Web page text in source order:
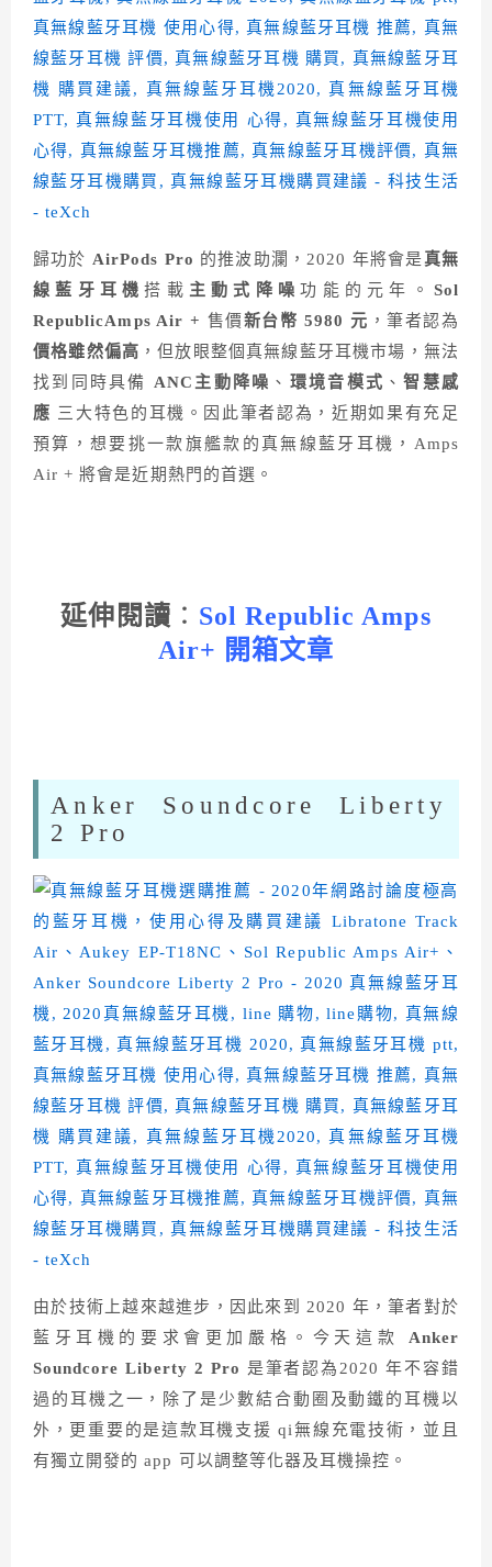
歸功於 AirPods Pro 的推波助瀾，2020 年將會是真無
線藍牙耳機搭載 主動式降噪功能的元年。 Sol
RepublicAmps Air + 售價新台幣 5980 元 ，筆者認為
價格雖然偏高 ，但放眼整個真無線藍牙耳機市場，無法
找到同時具備 ANC主動降噪 、 環境音模式 、智慧感
應 三大特色的耳機。因此筆者認為，近期如果有充足
預算，想要挑一款旗艦款的真無線藍牙耳機，Amps
Air + 將會是近期熱門的首選。
延伸閱讀 ： Sol Republic Amps
Air+ 開箱文章
Anker Soundcore Liberty
2 Pro
由於技術上越來越進步，因此來到 2020 年，筆者對於
藍牙耳機的要求會更加嚴格。今天這款
Anker
Soundcore Liberty 2 Pro 是筆者認為2020 年不容錯
過的耳機之一，除了是少數結合動圈及動鐵的耳機以
外，更重要的是這款耳機支援 qi無線充電技術，並且
有獨立開發的 app 可以調整等化器及耳機操控。